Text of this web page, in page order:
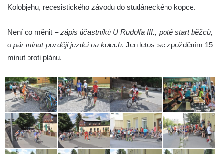
Kolobjehu, recesistického závodu do studáneckého kopce.
Není co měnit –zápis účastníků U Rudolfa III., poté start běžců,
o pár minut později jezdci na kolech. Jen letos se zpožděním 15
minut proti plánu.